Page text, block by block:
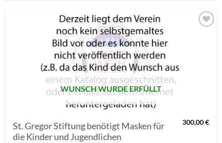
WUNSCH WURDE ERFÜLLT
St. Gregor Stiftung benötigt Masken für
die Kinder und Jugendlichen
300,00€